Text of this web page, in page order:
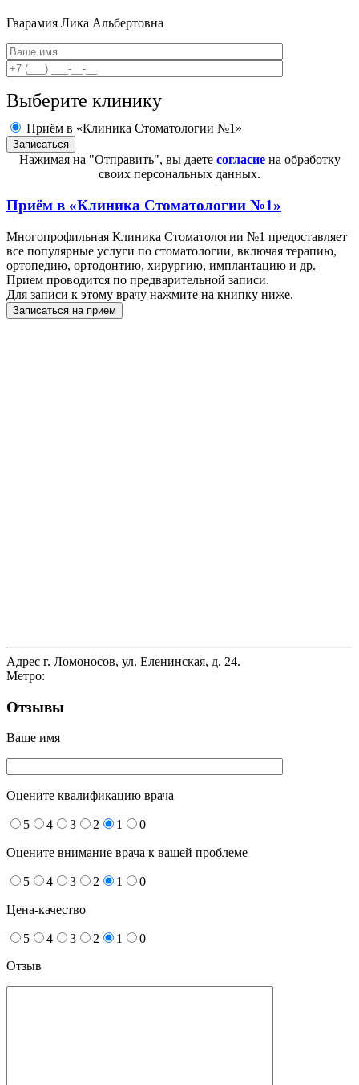
Гварамия Лика Альбертовна
Выберите клинику
Приём в «Клиника Стоматологии №1»
Нажимая на "Отправить", вы даете согласиена обработку
своих персональных данных.
Приём в «Клиника Стоматологии №1»
Многопрофильная Клиника Стоматологии №1 предоставляет
все популярные услуги по стоматологии, включая терапию,
ортопедию, ортодонтию, хирургию, имплантацию и др.
Прием проводится по предварительной записи.
Для записи к этому врачу нажмите на книпку ниже.
Записаться на прием
Адрес г. Ломоносов, ул. Еленинская, д. 24.
Метро:
Отзывы
Ваше имя
Оцените квалификацию врача
5 4 3 2 1 0
Оцените внимание врача к вашей проблеме
5 4 3 2 1 0
Цена-качество
5 4 3 2 1
0
Отзыв